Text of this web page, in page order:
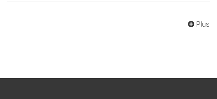
Plus